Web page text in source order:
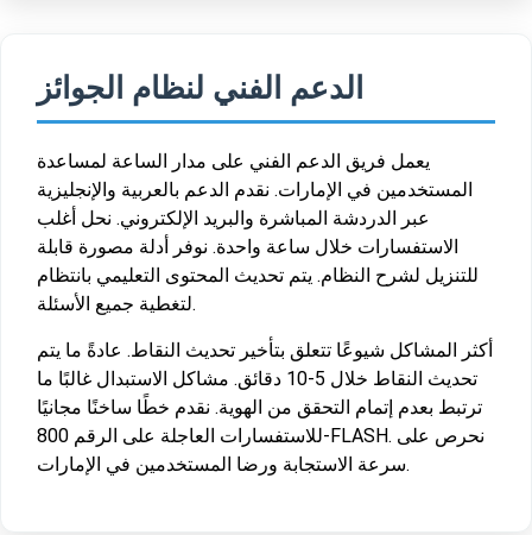
الدعم الفني لنظام الجوائز
يعمل فريق الدعم الفني على مدار الساعة لمساعدة
المستخدمين في الإمارات. نقدم الدعم بالعربية والإنجليزية
عبر الدردشة المباشرة والبريد الإلكتروني. نحل أغلب
الاستفسارات خلال ساعة واحدة. نوفر أدلة مصورة قابلة
للتنزيل لشرح النظام. يتم تحديث المحتوى التعليمي بانتظام
لتغطية جميع الأسئلة.
أكثر المشاكل شيوعًا تتعلق بتأخير تحديث النقاط. عادةً ما يتم
تحديث النقاط خلال 5-10 دقائق. مشاكل الاستبدال غالبًا ما
ترتبط بعدم إتمام التحقق من الهوية. نقدم خطًا ساخنًا مجانيًا
للاستفسارات العاجلة على الرقم 800-FLASH. نحرص على
سرعة الاستجابة ورضا المستخدمين في الإمارات.